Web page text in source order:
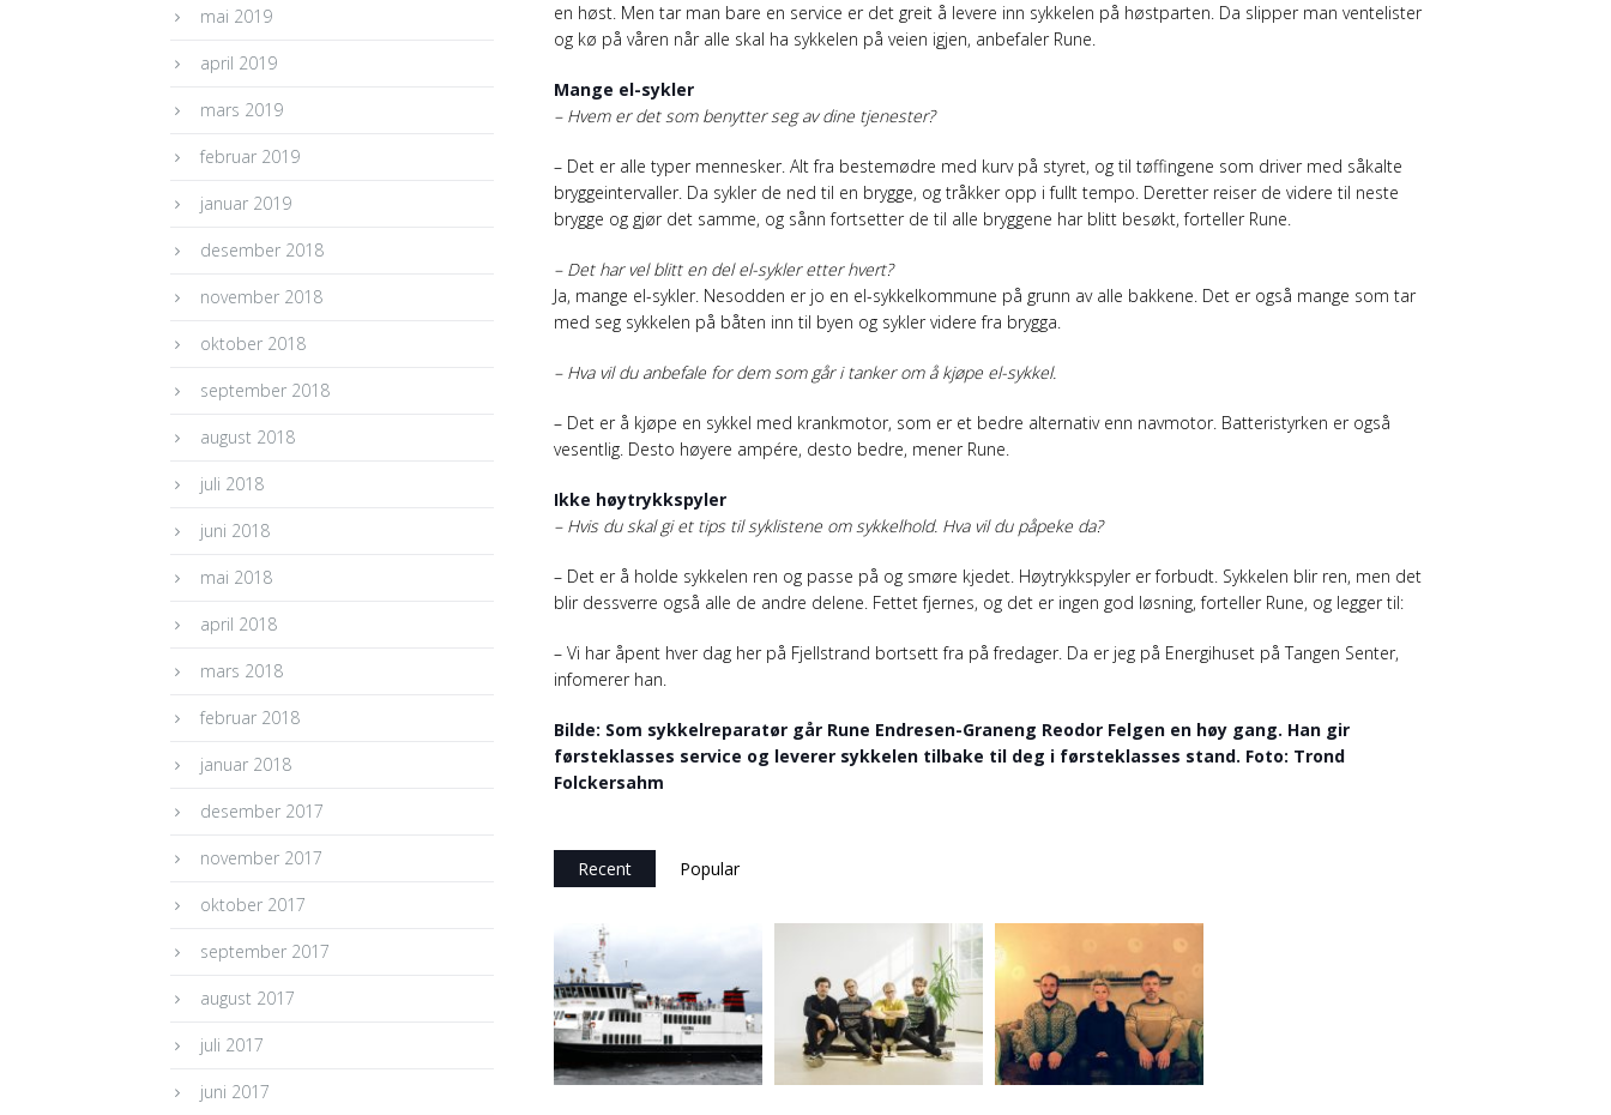
en høst. Men tar man bare en service er det greit å levere inn sykkelen på høstparten. Da slipper man ventelister
og kø på våren når alle skal ha sykkelen på veien igjen, anbefaler Rune.
Mange el-sykler
– Hvem er det som benytter seg av dine tjenester?
– Det er alle typer mennesker. Alt fra bestemødre med kurv på styret, og til tøffingene som driver med såkalte
bryggeintervaller. Da sykler de ned til en brygge, og tråkker opp i fullt tempo. Deretter reiser de videre til neste
brygge og gjør det samme, og sånn fortsetter de til alle bryggene har blitt besøkt, forteller Rune.
– Det har vel blitt en del el-sykler etter hvert?
Ja, mange el-sykler. Nesodden er jo en el-sykkelkommune på grunn av alle bakkene. Det er også mange som tar
med seg sykkelen på båten inn til byen og sykler videre fra brygga.
– Hva vil du anbefale for dem som går i tanker om å kjøpe el-sykkel.
– Det er å kjøpe en sykkel med krankmotor, som er et bedre alternativ enn navmotor. Batteristyrken er også
vesentlig. Desto høyere ampére, desto bedre, mener Rune.
Ikke høytrykkspyler
– Hvis du skal gi et tips til syklistene om sykkelhold. Hva vil du påpeke da?
– Det er å holde sykkelen ren og passe på og smøre kjedet. Høytrykkspyler er forbudt. Sykkelen blir ren, men det
blir dessverre også alle de andre delene. Fettet fjernes, og det er ingen god løsning, forteller Rune, og legger til:
– Vi har åpent hver dag her på Fjellstrand bortsett fra på fredager. Da er jeg på Energihuset på Tangen Senter,
infomerer han.
Bilde: Som sykkelreparatør går Rune Endresen-Graneng Reodor Felgen en høy gang. Han gir
førsteklasses service og leverer sykkelen tilbake til deg i førsteklasses stand. Foto: Trond
Folckersahm
Recent Popular
mai 2019
april 2019
mars 2019
februar 2019
januar 2019
desember 2018
november 2018
oktober 2018
september 2018
august 2018
juli 2018
juni 2018
mai 2018
april 2018
mars 2018
februar 2018
januar 2018
desember 2017
november 2017
oktober 2017
september 2017
august 2017
juli 2017
juni 2017